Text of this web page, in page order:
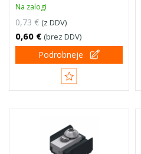
Na zalogi
0,73 € (z DDV)
0,60 € (brez DDV)
Podrobneje